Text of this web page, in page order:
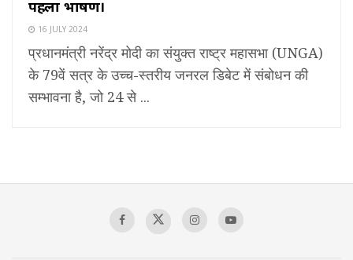
पहला भाषण।
16 JULY 2024
प्रधानमंत्री नरेंद्र मोदी का संयुक्त राष्ट्र महासभा (UNGA)
के 79वें सत्र के उच्च-स्तरीय जनरल डिबेट में संबोधन की
सम्भावना है, जो 24 से ...